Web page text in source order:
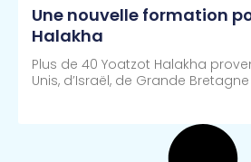
Une nouvelle formation
Halakha
Plus de 40 Yoatzot Halakha
Unis, d’Israël, de Grande